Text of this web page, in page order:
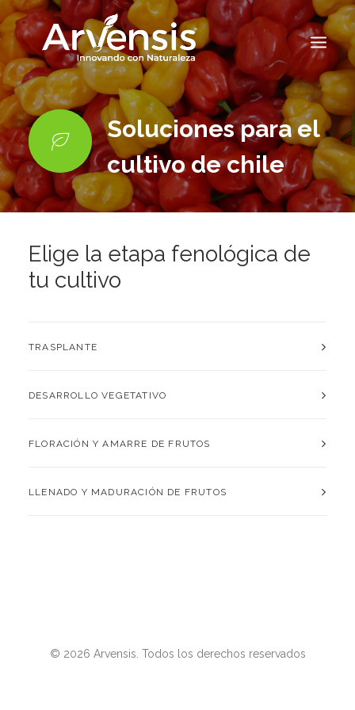
Soluciones para el
cultivo de chile
Elige la etapa fenológica de
tu cultivo
TRASPLANTE
DESARROLLO VEGETATIVO
FLORACIÓN Y AMARRE DE FRUTOS
LLENADO Y MADURACIÓN DE FRUTOS
© 2026 Arvensis. Todos los derechos reservados